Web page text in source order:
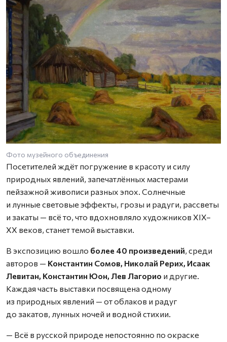
Фото музейного объединения
Посетителей ждёт погружение в красоту и силу
природных явлений, запечатлённых мастерами
пейзажной живописи разных эпох. Солнечные
и лунные световые эффекты, грозы и радуги, рассветы
и закаты — всё то, что вдохновляло художников XIX–
XX веков, станет темой выставки.
В экспозицию вошло более 40 произведений, среди
авторов — Константин Сомов, Николай Рерих, Исаак
Левитан, Константин Юон, Лев Лагорио и другие.
Каждая часть выставки посвящена одному
из природных явлений — от облаков и радуг
до закатов, лунных ночей и водной стихии.
— Всё в русской природе непостоянно по окраске